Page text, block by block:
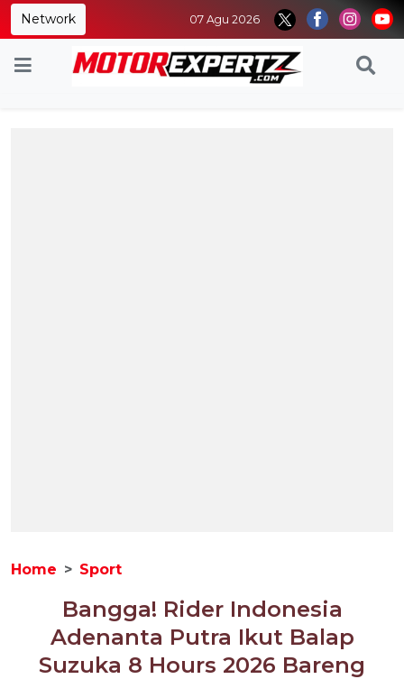
Network 07 Agu 2026
Home Sport
Bangga! Rider Indonesia
Adenanta Putra Ikut Balap
Suzuka 8 Hours 2026 Bareng